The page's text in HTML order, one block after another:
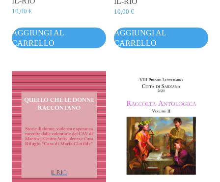
10,00 €
AGGIUNGI AL
CARRELLO
10,00 €
AGGIUNGI AL
CARRELLO